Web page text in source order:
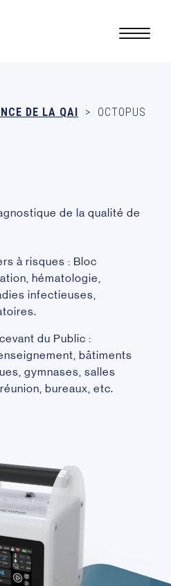
DE LA QAI > OCTOPUS
de la qualité de
à risques : Bloc
hématologie,
infectieuses,
du Public :
bâtiments
gymnases, salles
bureaux, etc.